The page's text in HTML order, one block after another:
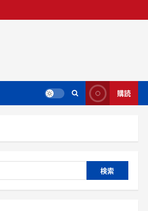
購読